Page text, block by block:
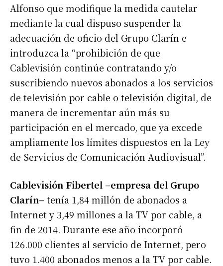
Alfonso que modifique la medida cautelar
mediante la cual dispuso suspender la
adecuación de oficio del Grupo Clarín e
introduzca la “prohibición de que
Cablevisión continúe contratando y/o
suscribiendo nuevos abonados a los servicios
de televisión por cable o televisión digital, de
manera de incrementar aún más su
participación en el mercado, que ya excede
ampliamente los límites dispuestos en la Ley
de Servicios de Comunicación Audiovisual”.
Cablevisión Fibertel –empresa del Grupo
Clarín– tenía 1,84 millón de abonados a
Internet y 3,49 millones a la TV por cable, a
fin de 2014. Durante ese año incorporó
126.000 clientes al servicio de Internet, pero
tuvo 1.400 abonados menos a la TV por cable.